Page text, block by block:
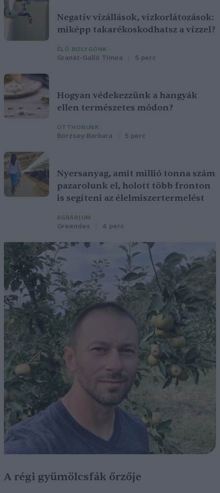
Negatív vízállások, vízkorlátozások:
miképp takarékoskodhatsz a vízzel?
ÉLŐ BOLYGÓNK
Granát-Galló Tímea 5 perc
Hogyan védekezzünk a hangyák
ellen természetes módon?
OTTHONUNK
Börzsey Barbara 5 perc
Nyersanyag, amit millió tonna szám
pazarolunk el, holott több fronton
is segíteni az élelmiszertermelést
AGRÁRIUM
Greendex 4 perc
A régi gyümölcsfák őrzője